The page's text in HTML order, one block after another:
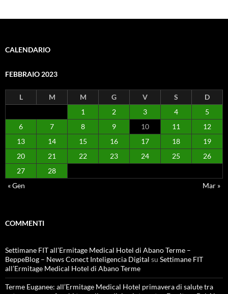
CALENDARIO
FEBBRAIO 2023
L M M G V S
D
1
2 3 4
5
6
7 8 9 10 11
12
13
14 15 16 17 18
19
20
21 22 23 24 25
26
27
28
« Gen
Mar »
COMMENTI
Settimane FIT all’Ermitage Medical Hotel di Abano Terme –
BeppeBlog – News Conect Inteligencia Digital su Settimane FIT
all’Ermitage Medical Hotel di Abano Terme
Terme Euganee: all’Ermitage Medical Hotel primavera di salute tra